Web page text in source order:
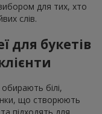
для тих, хто
слів.
для букетів
білі,
що створюють